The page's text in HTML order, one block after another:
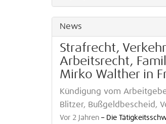
News
Strafrecht,
Arbeitsrecht,
Mirko Walther in
Kündigung vom
Blitzer, Bußgeldbescheid,
Vor 2 Jahren – Die